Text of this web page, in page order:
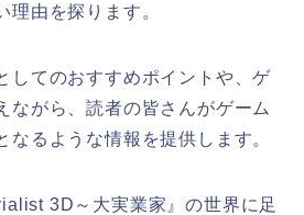
理由を探ります。
してのおすすめポイントや、ゲ
ながら、読者の皆さんがゲーム
なるような情報を提供します。
3D～大実業家』の世界に足